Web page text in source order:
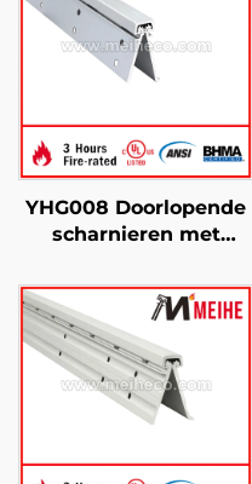
YHG008 Doorlopende
scharnieren met
zware toepassingen